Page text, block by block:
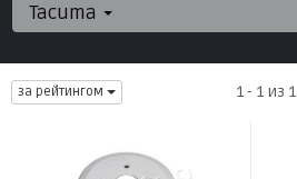
Tacuma
за рейтингом 1 - 1 из 1